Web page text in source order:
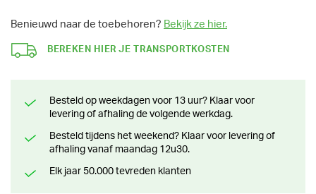
Benieuwd naar de toebehoren? Bekijk ze hier.
BEREKEN HIER JE TRANSPORTKOSTEN
Besteld op weekdagen voor 13 uur? Klaar voor
levering of afhaling de volgende werkdag.
Besteld tijdens het weekend? Klaar voor levering of
afhaling vanaf maandag 12u30.
Elk jaar 50.000 tevreden klanten